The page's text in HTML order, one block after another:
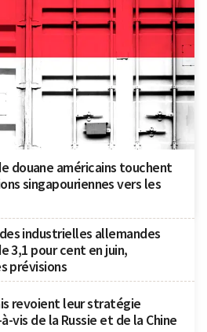
douane américains touchent
singapouriennes vers les
industrielles allemandes
3,1 pour cent en juin,
prévisions
revoient leur stratégie
vis de la Russie et de la Chine